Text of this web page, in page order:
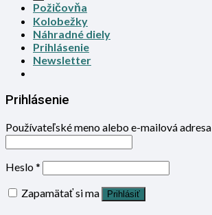
Požičovňa
Kolobežky
Náhradné diely
Prihlásenie
Newsletter
Prihlásenie
Používateľské meno alebo e-mailová adresa
Heslo*
Zapamätať si ma
Prihlásiť